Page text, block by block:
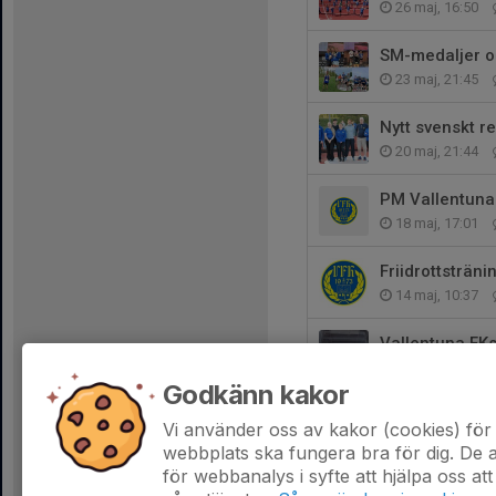
26 maj, 16:50
SM-medaljer
23 maj, 21:45
Nytt svenskt
20 maj, 21:44
PM
18 maj, 17:01
14 maj, 10:37
Vallentuna
Nytt
10 maj, 20:23
Godkänn kakor
Vi använder oss av kakor (cookies)
webbplats ska fungera bra för dig. De
för webbanalys i syfte att hjälpa oss